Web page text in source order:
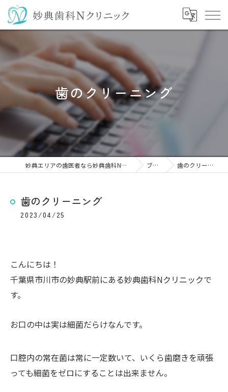
歯のクリーニング
妙典エリアの歯医者なら妙典歯科Nクリニック ブログ 歯のクリーニング
歯のクリーニング
2023/04/25
こんにちは！
千葉県市川市の妙典駅前にある妙典歯科Nクリニックで
す。
お口の中は実は細菌だらけなんです。
口腔内の常在菌は常に一定数いて、いくら歯磨きを頑張
っても細菌をゼロにすることは出来ません。